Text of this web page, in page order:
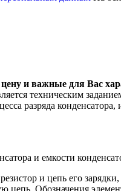
и важные для Вас
техническим
разряда
и емкости
и цепь его
цепь. Обозначения